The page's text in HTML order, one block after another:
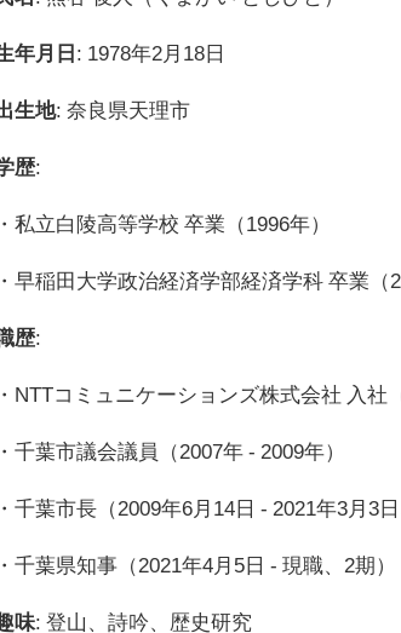
年月日 : 1978年2月18日
生地: 奈良県天理市
歴:
・私立白陵高等学校 卒業（1996年）
・早稲田大学政治経済学部経済学科 卒業（
歴:
・NTTコミュニケーションズ株式会社 入社
・千葉市議会議員（2007年 - 2009年）
・千葉市長（2009年6月14日 - 2021年3月3日
・千葉県知事（2021年4月5日 - 現職、2期）
味: 登山、詩吟、歴史研究